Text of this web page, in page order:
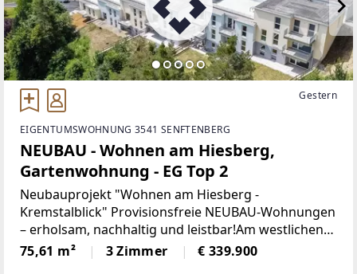
Gestern
EIGENTUMSWOHNUNG 3541 SENFTENBERG
NEUBAU - Wohnen am Hiesberg,
Gartenwohnung - EG Top 2
Neubauprojekt "Wohnen am Hiesberg -
Kremstalblick" Provisionsfreie NEUBAU-Wohnungen
– erholsam, nachhaltig und leistbar!Am westlichen
Ortsende der idyllischen Marktgemeinde
Senftenberg - umrandet von grünen Hügeln und
75,61 m² 3 Zimmer € 339.900